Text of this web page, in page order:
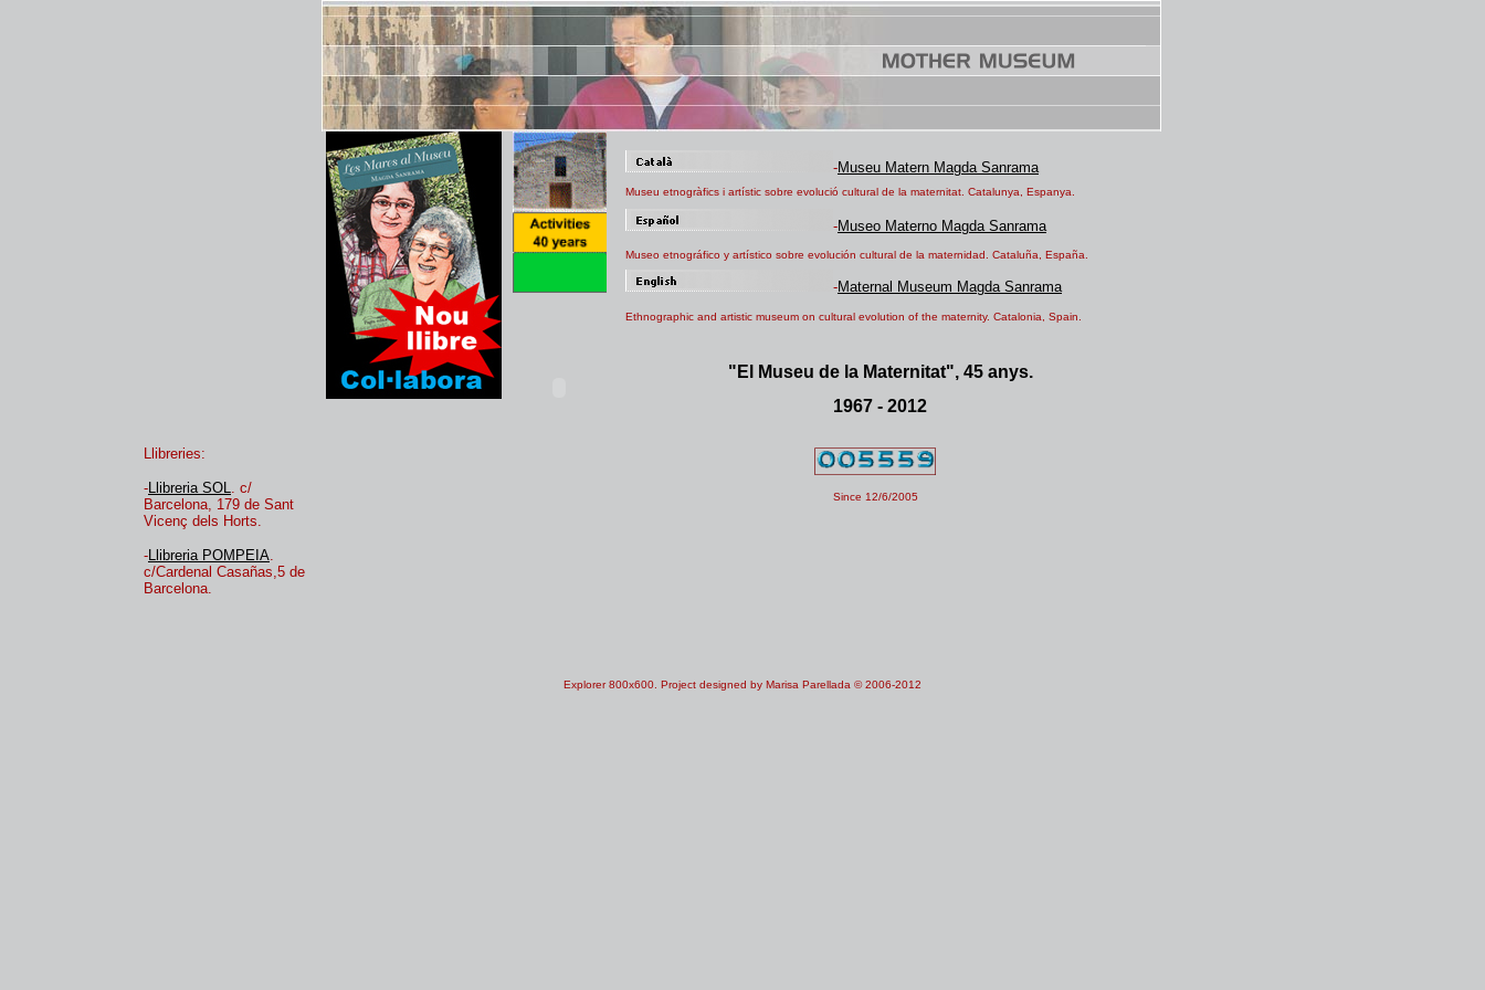
Llibreries:
-Llibreria SOL. c/
Barcelona, 179 de Sant
Vicenç dels Horts.
-Llibreria POMPEIA.
c/Cardenal Casañas,5 de
Barcelona.
-Museu Matern Magda Sanrama
Museu etnogràfics i artístic sobre evolució cultural de la maternitat. Catalunya, Espanya.
-Museo Materno Magda Sanrama
Museo etnográfico y artístico sobre evolución cultural de la maternidad. Cataluña, España.
-Maternal Museum Magda Sanrama
Ethnographic and artistic museum on cultural evolution of the maternity. Catalonia, Spain.
"El Museu de la Maternitat", 45 anys.
1967 - 2012
Since 12/6/2005
Explorer 800x600. Project designed by Marisa Parellada © 2006-2012